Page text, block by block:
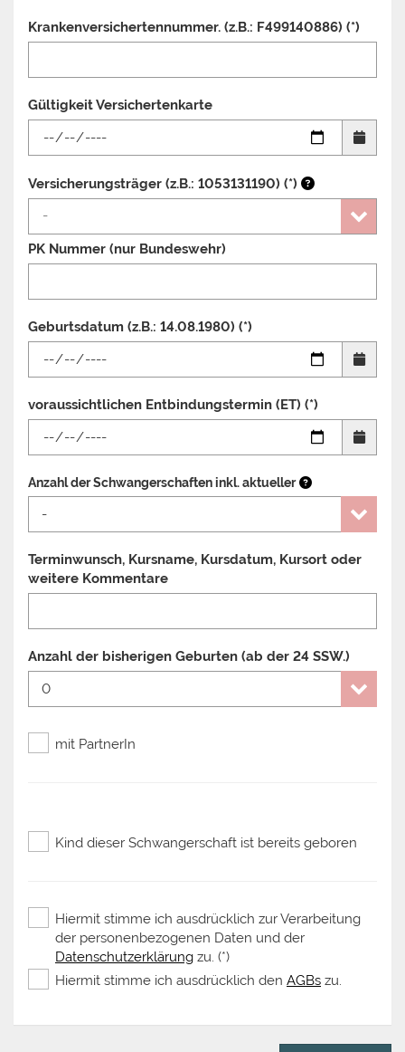
Krankenversichertennummer. (z.B.: F499140886) (*)
Gültigkeit Versichertenkarte
Versicherungsträger (z.B.: 1053131190) (*)
PK Nummer (nur Bundeswehr)
Geburtsdatum (z.B.: 14.08.1980) (*)
voraussichtlichen Entbindungstermin (ET) (*)
Anzahl der Schwangerschaften inkl. aktueller
Terminwunsch, Kursname, Kursdatum, Kursort oder
weitere Kommentare
Anzahl der bisherigen Geburten (ab der 24 SSW.)
mit PartnerIn
Kind dieser Schwangerschaft ist bereits geboren
Hiermit stimme ich ausdrücklich zur Verarbeitung
der personenbezogenen Daten und der
Datenschutzerklärung zu. (*)
Hiermit stimme ich ausdrücklich den AGBs zu.